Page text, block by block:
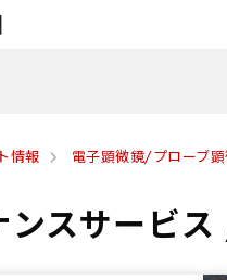
情報 電子顕微鏡/プローブ
ンスサービ